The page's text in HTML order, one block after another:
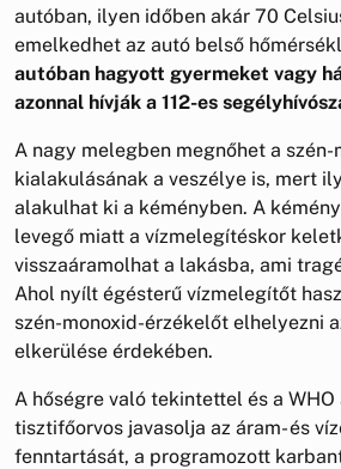
autóban, ilyen időben akár 70
emelkedhet az autó belső
autóban hagyott gyermeket vagy
azonnal hívják a 112-es
A nagy melegben megnőhet a szén-
kialakulásának a veszélye is, mert
alakulhat ki a kéményben. A
levegő miatt a vízmelegítéskor
visszaáramolhat a lakásba, ami
Ahol nyílt égésterű vízmelegítőt
szén-monoxid-érzékelőt elhelyezni
elkerülése érdekében.
A hőségre való tekintettel és a
tisztifőorvos javasolja az áram- és
fenntartását, a programozott